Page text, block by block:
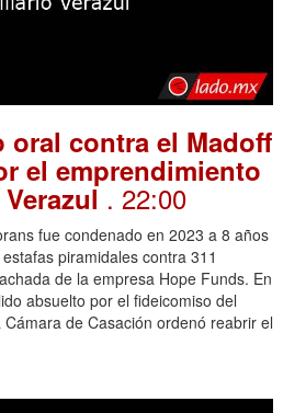
oral contra el Madoff
el emprendimiento
. 22:00
fue condenado en 2023 a 8 años
piramidales contra 311
de la empresa Hope Funds. En
absuelto por el fideicomiso del
de Casación ordenó reabrir el